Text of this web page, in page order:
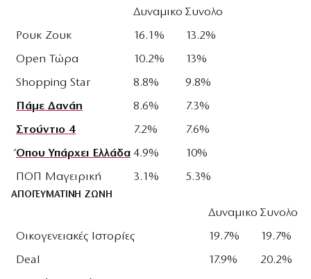
Δυναμικο Συνολο
Ρουκ Ζουκ
16.1%
13.2%
Open Τώρα
10.2%
13%
Shopping Star
8.8%
9.8%
Πάμε Δανάη
8.6%
7.3%
Στούντιο 4
7.2%
7.6%
Όπου Υπάρχει Ελλάδα 4.9%
10%
ΠΟΠ Μαγειρική
3.1% 5.3%
ΑΠΟΓΕΥΜΑΤΙΝΗ ΖΩΝΗ
Δυναμικο Συνολο
Οικογενειακές Ιστορίες
19.7%
19.7%
Deal
17.9%
20.2%